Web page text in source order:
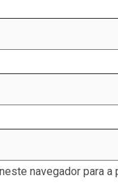
navegador para a